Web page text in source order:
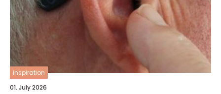
inspiration
01. July 2026